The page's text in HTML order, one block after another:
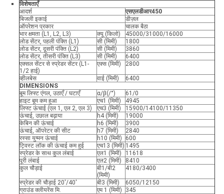
विशेषताएँ
आदर्श
एसएलडीआर450
बिजली इकाई
डीज़ल
ऑपरेशन प्रकार
चालक बैठा
भार क्षमता (L1, L2, L3)
क्यू (किलो)
45000/31000/16000
लोड सेंटर, पहली पंक्ति (L1)
सी (मिमी)
1800
लोड सेंटर, दूसरी पंक्ति (L2)
सी (मिमी)
3860
लोड सेंटर, तीसरी पंक्ति (L3)
सी (मिमी)
6400
एक्सल सेंटर से स्प्रेडर सेंटर (L1-
1/2 हाई)
एक्स (मिमी) 2800
व्हीलबेस वाई (मिमी)
6400
DIMENSIONS
बूम लिफ्ट एंगल, उठाएँ / घटाएँ
α/β(/°)
61/0
हाइट बूम कम हुआ
एच1 (मिमी)
4945
लिफ्ट ऊंचाई (एल 1, एल 2, एल 3)
एच3 (मिमी)
15900/14100/11350
ऊंचाई, उछाल बढ़ाया
h4 (मिमी)
19000
केबिन की ऊंचाई
h6 (मिमी)
3900
ऊंचाई, ऑपरेटर की सीट
h7 (मिमी)
2840
रस्सा युग्मन ऊंचाई
h10 (मिमी)
600
ट्विस्ट लॉक की ऊंचाई कम हुई
एच13 (मिमी) 1495
स्प्रेडर के साथ कुल लंबाई
एल1 (मिमी)
11618
पूरी लंबाई
एल2 (मिमी)
8410
कुल चौड़ाई
बी1/बी2
(मिमी)
4180/3400
स्प्रेडर की चौड़ाई 20'/40' बी3 (मिमी)
6050/12150
ग्राउंड क्लीयरेंस मि.
एम 1 (मिमी) 345